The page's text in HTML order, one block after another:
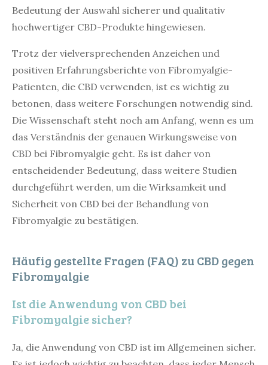
Bedeutung der Auswahl sicherer und qualitativ
hochwertiger CBD-Produkte hingewiesen.
Trotz der vielversprechenden Anzeichen und
positiven Erfahrungsberichte von Fibromyalgie-
Patienten, die CBD verwenden, ist es wichtig zu
betonen, dass weitere Forschungen notwendig sind.
Die Wissenschaft steht noch am Anfang, wenn es um
das Verständnis der genauen Wirkungsweise von
CBD bei Fibromyalgie geht. Es ist daher von
entscheidender Bedeutung, dass weitere Studien
durchgeführt werden, um die Wirksamkeit und
Sicherheit von CBD bei der Behandlung von
Fibromyalgie zu bestätigen.
Häufig gestellte Fragen (FAQ) zu CBD gegen
Fibromyalgie
Ist die Anwendung von CBD bei
Fibromyalgie sicher?
Ja, die Anwendung von CBD ist im Allgemeinen sicher.